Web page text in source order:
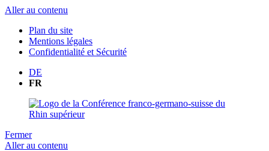
Aller au contenu
Plan du site
Mentions légales
Confidentialité et Sécurité
DE
FR
Fermer
Aller au contenu